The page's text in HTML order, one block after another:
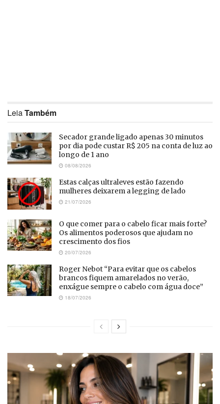
LeiaTambém
Secador grande ligado apenas 30 minutos
por dia pode custar R$ 205 na conta de luz ao
longo de 1 ano
08/08/2026
Estas calças ultraleves estão fazendo
mulheres deixarem a legging de lado
21/07/2026
O que comer para o cabelo ficar mais forte?
Os alimentos poderosos que ajudam no
crescimento dos fios
20/07/2026
Roger Nebot “Para evitar que os cabelos
brancos fiquem amarelados no verão,
enxágue sempre o cabelo com água doce”
18/07/2026